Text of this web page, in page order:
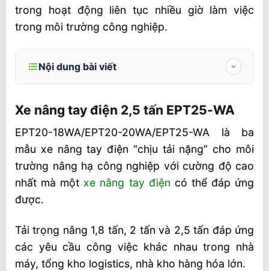
trong hoạt động liên tục nhiều giờ làm việc
trong môi trường công nghiệp.
Nội dung bài viết
Nhiều ưu điểm xe nâng tay điện 2,5 tấn
EPT25-WA
Thiết kế an toàn của xe nâng tay điện 2,5
tấn EPT25-WA
Vận hành xe nâng tay điện EPT25-WA với
Bảo dưỡng xe nâng tay điện 2,5 tấn
EPT25-WA
Thông số kỹ thuật xe nâng tay điện 2,5 tấn
Xe nâng tay điện 2,5 tấn EPT25-WA
EPT20-18WA/EPT20-20WA/EPT25-WA là ba
mẫu xe nâng tay điện “chịu tải nặng” cho môi
trường nâng hạ công nghiệp với cường độ cao
nhất mà một xe nâng tay điện có thể đáp ứng
được.
Tải trọng nâng 1,8 tấn, 2 tấn và 2,5 tấn đáp ứng
các yêu cầu công việc khác nhau trong nhà
máy, tổng kho logistics, nhà kho hàng hóa lớn.